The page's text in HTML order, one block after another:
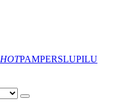
HOTPAMPERSLUPILU